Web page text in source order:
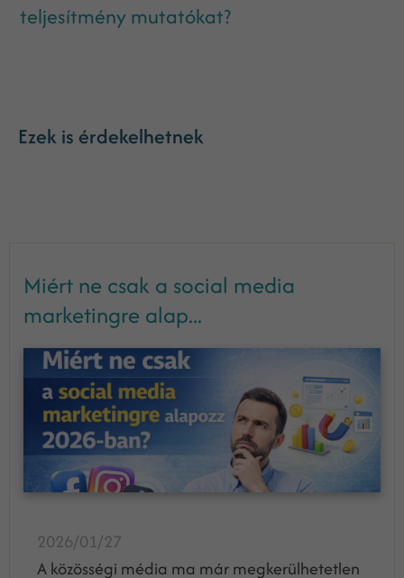
teljesítmény mutatókat?
Ezek is érdekelhetnek
Miért ne csak a social media
marketingre alap...
2026/01/27
A közösségi média ma már megkerülhetetlen